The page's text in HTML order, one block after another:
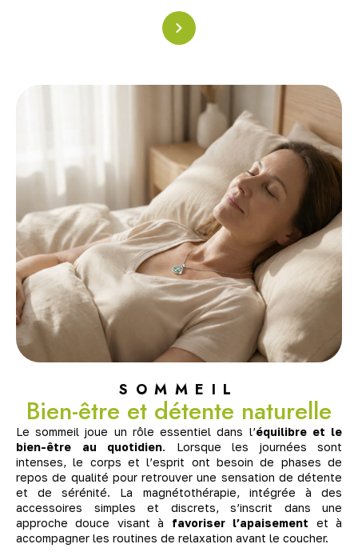
SOMMEIL
Bien-être et détente naturelle
Le sommeil joue un rôle essentiel dans l’équilibre et le
bien-être au quotidien. Lorsque les journées sont
intenses, le corps et l’esprit ont besoin de phases de
repos de qualité pour retrouver une sensation de détente
et de sérénité. La magnétothérapie, intégrée à des
accessoires simples et discrets, s’inscrit dans une
approche douce visant à favoriser l’apaisement et à
accompagner les routines de relaxation avant le coucher.